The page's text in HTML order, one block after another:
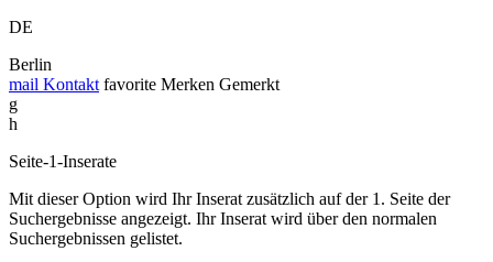
DE
Berlin
mail Kontakt favorite Merken Gemerkt
g
h
Seite-1-Inserate
Mit dieser Option wird Ihr Inserat zusätzlich auf der 1. Seite der
Suchergebnisse angezeigt. Ihr Inserat wird über den normalen
Suchergebnissen gelistet.